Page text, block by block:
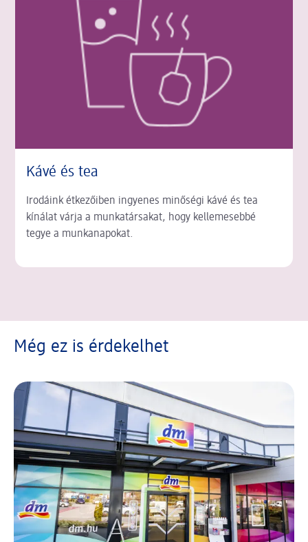
Kávé és tea
Irodáink étkezőiben ingyenes minőségi kávé és tea
kínálat várja a munkatársakat, hogy kellemesebbé
tegye a munkanapokat.
Még ez is érdekelhet